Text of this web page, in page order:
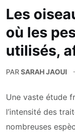
Les
où les
utilisés,
PARSARAH JAOUI
Une vaste étude
l’intensité des
nombreuses